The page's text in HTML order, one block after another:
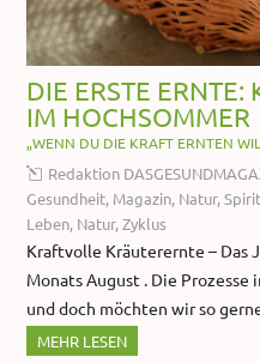
DIE ERSTE ERNTE:
IM HOCHSOMMER
„WENN DU DIE KRAFT ERNTEN
Redaktion
Gesundheit, Magazin, Natur,
Leben, Natur,Zyklus
Kraftvolle Kräuterernte – Das
Monats August . Die Prozesse
und doch möchten wir so
MEHR LESEN